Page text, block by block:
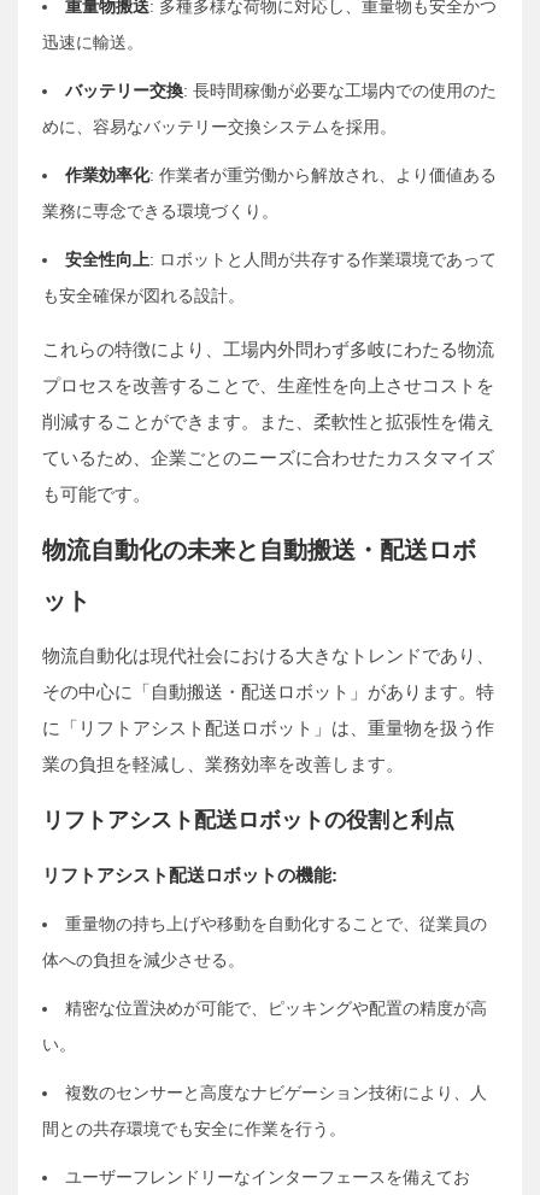
重量物搬送: 多種多様な荷物に対応し、重量物も安全かつ
迅速に輸送。
バッテリー交換: 長時間稼働が必要な工場内での使用のた
めに、容易なバッテリー交換システムを採用。
作業効率化: 作業者が重労働から解放され、より価値ある
業務に専念できる環境づくり。
安全性向上: ロボットと人間が共存する作業環境であって
も安全確保が図れる設計。
これらの特徴により、工場内外問わず多岐にわたる物流
プロセスを改善することで、生産性を向上させコストを
削減することができます。また、柔軟性と拡張性を備え
ているため、企業ごとのニーズに合わせたカスタマイズ
も可能です。
物流自動化の未来と自動搬送・配送ロボ
ット
物流自動化は現代社会における大きなトレンドであり、
その中心に「自動搬送・配送ロボット」があります。特
に「リフトアシスト配送ロボット」は、重量物を扱う作
業の負担を軽減し、業務効率を改善します。
リフトアシスト配送ロボットの役割と利点
リフトアシスト配送ロボットの機能:
重量物の持ち上げや移動を自動化することで、従業員の
体への負担を減少させる。
精密な位置決めが可能で、ピッキングや配置の精度が高
い。
複数のセンサーと高度なナビゲーション技術により、人
間との共存環境でも安全に作業を行う。
ユーザーフレンドリーなインターフェースを備えてお